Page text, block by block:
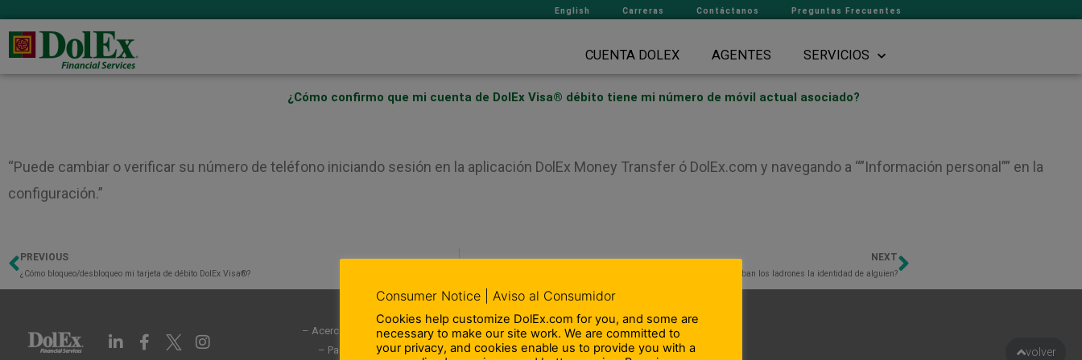
English Carreras Contáctanos Preguntas Frecuentes
CUENTA DOLEX AGENTES SERVICIOS
¿Cómo confirmo que mi cuenta de DolEx Visa® débito tiene mi número de móvil actual asociado?
“Puede cambiar o verificar su número de teléfono iniciando sesión en la aplicación DolEx Money Transfer ó DolEx.com y navegando a “”Información personal”” en la
configuración.”
Previo
PREVIOUS
¿Cómo bloqueo/desbloqueo mi tarjeta de débito DolEx Visa®?
NEXT
¿Cómo roban los ladrones la identidad de alguien?Next
L
i
F
a
I
n
– Acerca de Nosotros
– Participación en la comunidad
– Departamento de Cumplimiento
– Terminos y Condiciones
volver
Consumer Notice | Aviso al Consumidor
Cookies help customize DolEx.com for you, and some are
necessary to make our site work. We are committed to
your privacy, and cookies enable us to provide you with a